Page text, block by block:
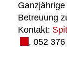
Betreuung
Kontakt:
, 052